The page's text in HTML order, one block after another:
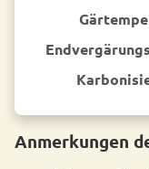
Anmerkungen